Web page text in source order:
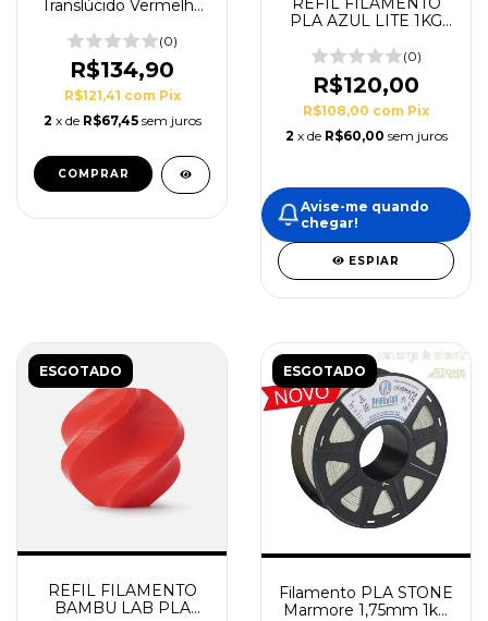
Translúcido Vermelho
(0)
R$134,90
R$121,41 com Pix
2 x de R$67,45 sem juros
PLA AZUL LITE 1KG
(0)
R$120,00
R$108,00 com Pix
2 x de R$60,00 sem juros
Avise-me quando
chegar!
ESPIAR
ESGOTADO
REFIL FILAMENTO
BAMBU LAB PLA
ESGOTADO
Filamento PLA STONE
Marmore 1,75mm 1kg